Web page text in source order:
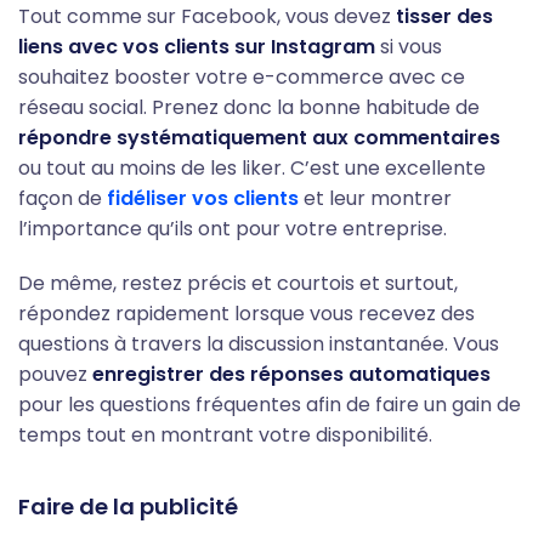
Tout comme sur Facebook, vous devez tisser des
liens avec vos clients sur Instagramsi vous
souhaitez booster votre e-commerce avec ce
réseau social. Prenez donc la bonne habitude de
répondre systématiquement aux commentaires
ou tout au moins de les liker. C’est une excellente
façon de fidéliser vos clientset leur montrer
l’importance qu’ils ont pour votre entreprise.
De même, restez précis et courtois et surtout,
répondez rapidement lorsque vous recevez des
questions à travers la discussion instantanée. Vous
pouvez enregistrer des réponses automatiques
pour les questions fréquentes afin de faire un gain de
temps tout en montrant votre disponibilité.
Faire de la publicité